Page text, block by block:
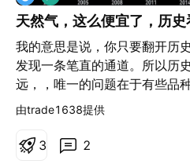
天然气，这么便宜了，历
我的意思是说，你只要翻开历
发现一条笔直的通道。所以历
远，，唯一的问题在于有些品
不能搜出来，对应的图表，只
market。，虽然我也在使用这
多
由trade1638提供
2
3